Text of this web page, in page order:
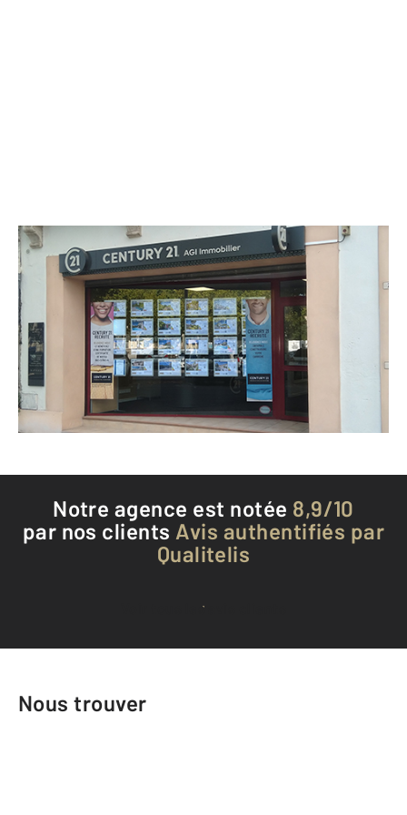
CENTURY 21 AGI Immobilier
7 boulevard Paul Bert
CLERMONT L HERAULT - 34800
Envoyer un message
Téléphoner à l'agence
Notre agence est notée 8,9/10
par nos clients Avis authentifiés par
Qualitelis
Voir tous les avis clients
Nous trouver